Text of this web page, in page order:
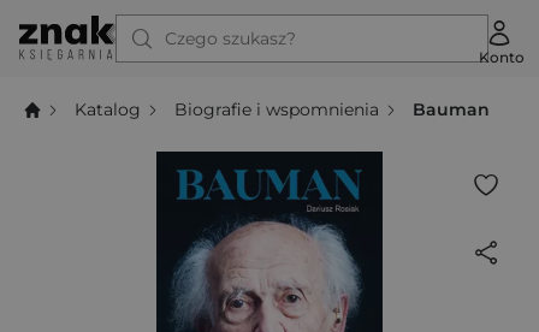
Czego szukasz?
Konto
Katalog Biografie i wspomnienia Bauman